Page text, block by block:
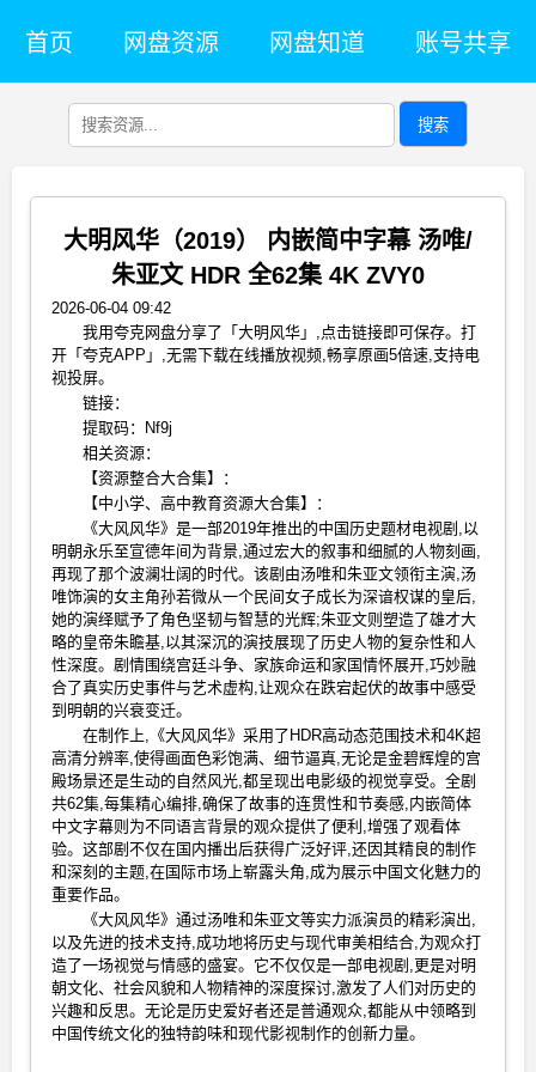
首页 网盘资源 网盘知道 账号共享
搜索
大明风华（2019） 内嵌简中字幕 汤唯/
朱亚文 HDR 全62集 4K ZVY0
2026-06-04 09:42
我用夸克网盘分享了「大明风华」,点击链接即可保存。打
开「夸克APP」,无需下载在线播放视频,畅享原画5倍速,支持电
视投屏。
链接：
提取码：Nf9j
相关资源：
【资源整合大合集】：
【中小学、高中教育资源大合集】：
《大风风华》是一部2019年推出的中国历史题材电视剧,以
明朝永乐至宣德年间为背景,通过宏大的叙事和细腻的人物刻画,
再现了那个波澜壮阔的时代。该剧由汤唯和朱亚文领衔主演,汤
唯饰演的女主角孙若微从一个民间女子成长为深谙权谋的皇后,
她的演绎赋予了角色坚韧与智慧的光辉;朱亚文则塑造了雄才大
略的皇帝朱瞻基,以其深沉的演技展现了历史人物的复杂性和人
性深度。剧情围绕宫廷斗争、家族命运和家国情怀展开,巧妙融
合了真实历史事件与艺术虚构,让观众在跌宕起伏的故事中感受
到明朝的兴衰变迁。
在制作上,《大风风华》采用了HDR高动态范围技术和4K超
高清分辨率,使得画面色彩饱满、细节逼真,无论是金碧辉煌的宫
殿场景还是生动的自然风光,都呈现出电影级的视觉享受。全剧
共62集,每集精心编排,确保了故事的连贯性和节奏感,内嵌简体
中文字幕则为不同语言背景的观众提供了便利,增强了观看体
验。这部剧不仅在国内播出后获得广泛好评,还因其精良的制作
和深刻的主题,在国际市场上崭露头角,成为展示中国文化魅力的
重要作品。
《大风风华》通过汤唯和朱亚文等实力派演员的精彩演出,
以及先进的技术支持,成功地将历史与现代审美相结合,为观众打
造了一场视觉与情感的盛宴。它不仅仅是一部电视剧,更是对明
朝文化、社会风貌和人物精神的深度探讨,激发了人们对历史的
兴趣和反思。无论是历史爱好者还是普通观众,都能从中领略到
中国传统文化的独特韵味和现代影视制作的创新力量。